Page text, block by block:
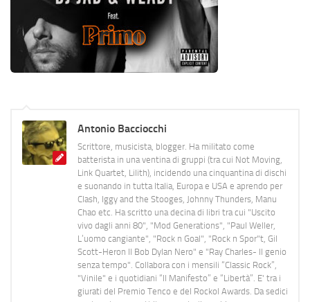
Antonio Bacciocchi
Scrittore, musicista, blogger. Ha militato come
batterista in una ventina di gruppi (tra cui Not Moving,
Link Quartet, Lilith), incidendo una cinquantina di dischi
e suonando in tutta Italia, Europa e USA e aprendo per
Clash, Iggy and the Stooges, Johnny Thunders, Manu
Chao etc. Ha scritto una decina di libri tra cui "Uscito
vivo dagli anni 80", "Mod Generations", "Paul Weller,
L’uomo cangiante", "Rock n Goal", "Rock n Spor"t, Gil
Scott-Heron Il Bob Dylan Nero" e "Ray Charles- Il genio
senza tempo". Collabora con i mensili “Classic Rock”,
"Vinile" e i quotidiani “Il Manifesto” e “Libertà”. E' tra i
giurati del Premio Tenco e del Rockol Awards. Da sedici